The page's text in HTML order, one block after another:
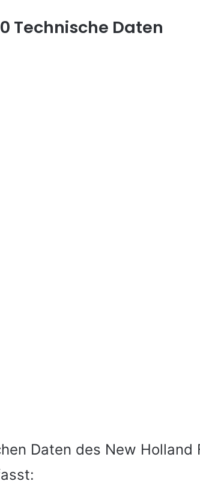
Technische Daten
Daten des New Holland